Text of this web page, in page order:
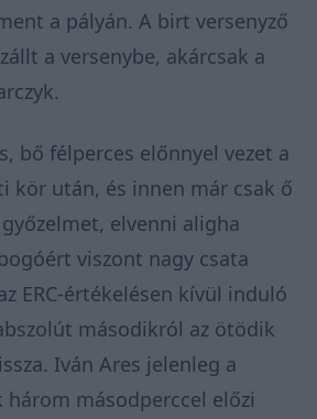
a pályán. A birt versenyző
a versenybe, akárcsak a
bő félperces előnnyel vezet a
kör után, és innen már csak ő
elvenni aligha
viszont nagy csata
ERC-értékelésen kívül induló
másodikról az ötödik
Iván Ares jelenleg a
három másodperccel előzi